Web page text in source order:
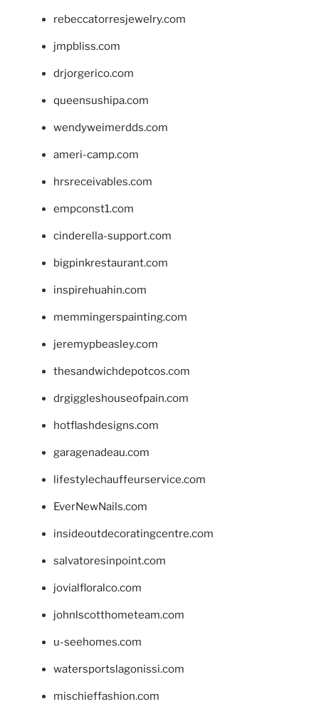
rebeccatorresjewelry.com
jmpbliss.com
drjorgerico.com
queensushipa.com
wendyweimerdds.com
ameri-camp.com
hrsreceivables.com
empconst1.com
cinderella-support.com
bigpinkrestaurant.com
inspirehuahin.com
memmingerspainting.com
jeremypbeasley.com
thesandwichdepotcos.com
drgiggleshouseofpain.com
hotflashdesigns.com
garagenadeau.com
lifestylechauffeurservice.com
EverNewNails.com
insideoutdecoratingcentre.com
salvatoresinpoint.com
jovialfloralco.com
johnlscotthometeam.com
u-seehomes.com
watersportslagonissi.com
mischieffashion.com